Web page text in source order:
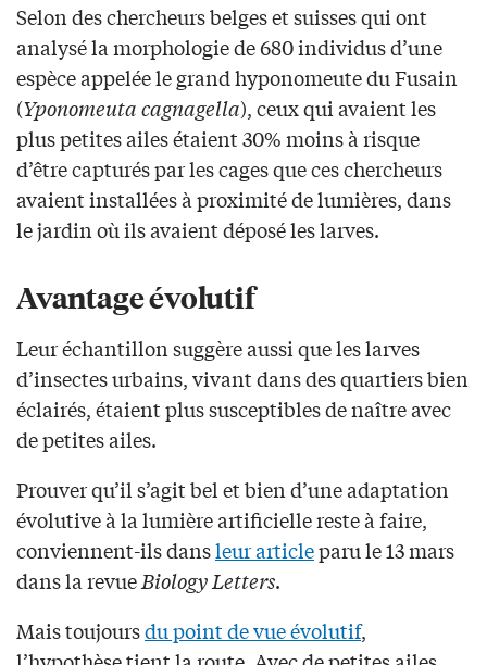
Selon des chercheurs belges et suisses qui ont
analysé la morphologie de 680 individus d’une
espèce appelée le grand hyponomeute du Fusain
(Yponomeuta cagnagella), ceux qui avaient les
plus petites ailes étaient 30% moins à risque
d’être capturés par les cages que ces chercheurs
avaient installées à proximité de lumières, dans
le jardin où ils avaient déposé les larves.
Avantage évolutif
Leur échantillon suggère aussi que les larves
d’insectes urbains, vivant dans des quartiers bien
éclairés, étaient plus susceptibles de naître avec
de petites ailes.
Prouver qu’il s’agit bel et bien d’une adaptation
évolutive à la lumière artificielle reste à faire,
conviennent-ils dansleur articleparu le 13 mars
dans la revueBiology Letters.
Mais toujoursdu point de vue évolutif,